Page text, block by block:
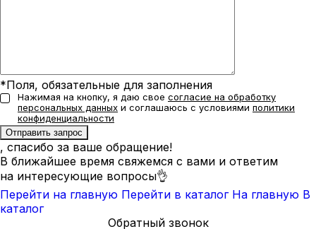
*Поля, обязательные для заполнения
Нажимая на кнопку, я даю свое согласие на обработку
персональных данных и соглашаюсь с условиями политики
конфиденциальности
, спасибо за ваше обращение!
В ближайшее время свяжемся с вами и ответим
на интересующие вопросы👌
Перейти на главную Перейти в каталог На главную В
каталог
Обратный звонок